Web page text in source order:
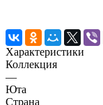
Характеристики
Коллекция
—
Юта
Страна